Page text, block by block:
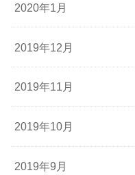
2020年1月
2019年12月
2019年11月
2019年10月
2019年9月